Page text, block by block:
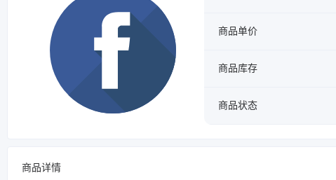
商品单价
商品库存
商品状态
商品详情